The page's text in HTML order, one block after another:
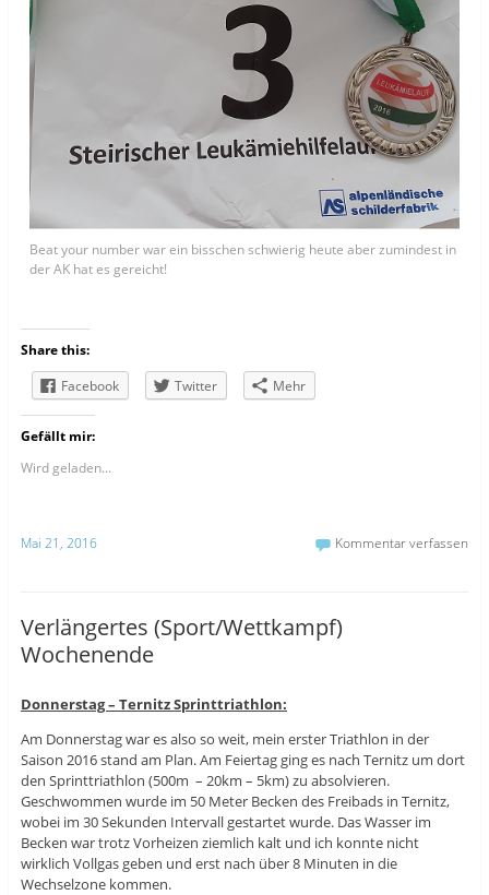
Beat your number war ein bisschen schwierig heute aber zumindest in
der AK hat es gereicht!
Share this:
Facebook
Twitter Mehr
Gefällt mir:
Wird geladen...
Mai 21, 2016 Kommentar verfassen
Verlängertes (Sport/Wettkampf)
Wochenende
Donnerstag – Ternitz Sprinttriathlon:
Am Donnerstag war es also so weit, mein erster Triathlon in der
Saison 2016 stand am Plan. Am Feiertag ging es nach Ternitz um dort
den Sprinttriathlon (500m – 20km – 5km) zu absolvieren.
Geschwommen wurde im 50 Meter Becken des Freibads in Ternitz,
wobei im 30 Sekunden Intervall gestartet wurde. Das Wasser im
Becken war trotz Vorheizen ziemlich kalt und ich konnte nicht
wirklich Vollgas geben und erst nach über 8 Minuten in die
Wechselzone kommen.